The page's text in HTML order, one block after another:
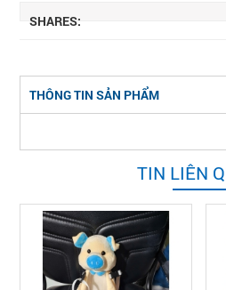
SHARES:
THÔNG TIN SẢN PHẨM
TIN LIÊN